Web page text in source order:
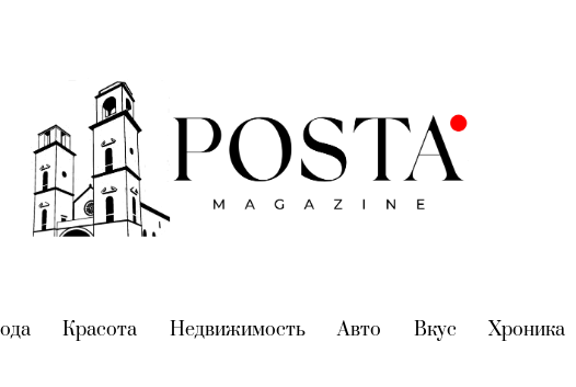
(current)
Красота (current)
Недвижимость(current)
Авто (current)
Вкус (current)
Хроника